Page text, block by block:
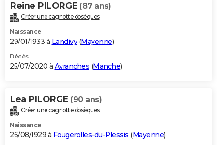
Reine PILORGE (87 ans)
Créer une cagnotte obsèques
Naissance
29/01/1933 à Landivy(Mayenne)
Décès
25/07/2020 à Avranches (Manche)
Lea PILORGE (90 ans)
Créer une cagnotte obsèques
Naissance
26/08/1929 à Fougerolles-du-Plessis (Mayenne)